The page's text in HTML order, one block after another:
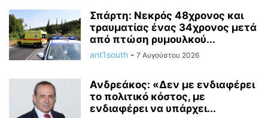
Σπάρτη: Νεκρός 48χρονος και
τραυματίας ένας 34χρονος μετά
από πτώση ρυμουλκού...
ant1south - 7 Αυγούστου 2026
Ανδρεάκος: «Δεν με ενδιαφέρει
το πολιτικό κόστος, με
ενδιαφέρει να υπάρχει...